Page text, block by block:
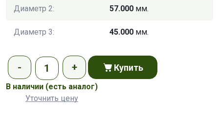
Диаметр 2: 57.000 мм.
Диаметр 3: 45.000 мм.
Купить
В наличии (есть аналог)
Уточнить цену